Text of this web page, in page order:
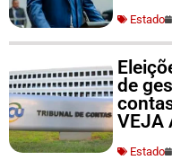
Estado
de
VEJA
Estado